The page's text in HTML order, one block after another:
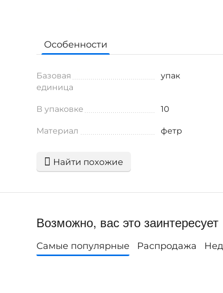
Особенности
Базовая
единица
упак
В упаковке 10
Материал фетр
Найти похожие
Возможно, вас это заинтересует
Самые популярные Распродажа